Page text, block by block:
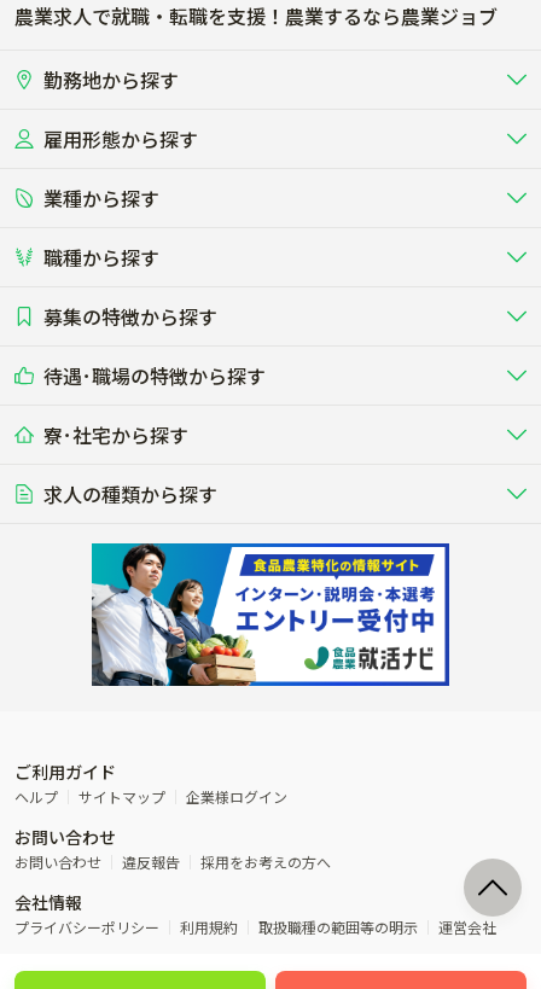
農業求人で就職・転職を支援！農業するなら農業ジョブ
勤務地から探す
北海道
関東
東海
雇用形態から探す
正社員 バイト・アルバイト・パート
短期アルバイト
その他（独立・副業など）
業種から探す
畜産（酪農･肉牛･養豚･養鶏など）
酪農
する牧場
養豚
る養豚場
レースで活躍する馬の手入れや子馬
その他畜産
その他動物の畜産業（羊、ウズラな
ど）
畑・圃場で野菜・穀物を生産 ビニールハウスで多様な野菜の生産
稲作
ビニールハウスで観賞用植物の栽
植物工場
環境制御された工場で野菜の生産管
理
農業資材･肥料
農場設備・肥料・飼料の生産・流
農業用の機械・機材の開発・販
流通･商社
農産物・農産品の物流・卸し・輸出
入
製造･加工･販売 福祉
その他農業関連企業
ネス
その他業種
木材の植林・伐採・加工、または
漁業･養殖
魚介類の採捕・養殖、または水産加
工場
職種から探す
農場･牧場･現場職
専門職（獣医師･人工授精師･
研究･開発 WEB･IT
その他職種
募集の特徴から探す
未経験歓迎
学歴不問
50代採用実績あり
AT免許OK
内定まで最短1週間 管理者･幹部採用
待遇･職場の特徴から探す
社会保険完備
食事補助あり
年間休日100日以上
経験者優遇 独立支援可能
寮･社宅から探す
単身寮あり
寮･社宅相談可
求人の種類から探す
転職おまかせ求人
ご利用ガイド
ヘルプ サイトマップ 企業様ログイン
お問い合わせ
お問い合わせ 違反報告 採用をお考えの方へ
会社情報
プライバシーポリシー 利用規約 取扱職種の範囲等の明示 運営会社